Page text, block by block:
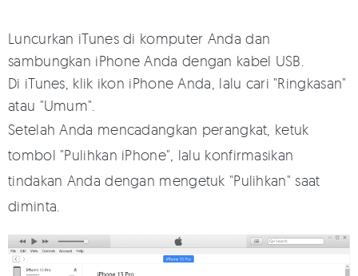
Luncurkan iTunes di komputer Anda dan
sambungkan iPhone Anda dengan kabel USB.
Di iTunes, klik ikon iPhone Anda, lalu cari "Ringkasan"
atau "Umum".
Setelah Anda mencadangkan perangkat, ketuk
tombol "Pulihkan iPhone", lalu konfirmasikan
tindakan Anda dengan mengetuk "Pulihkan" saat
diminta.